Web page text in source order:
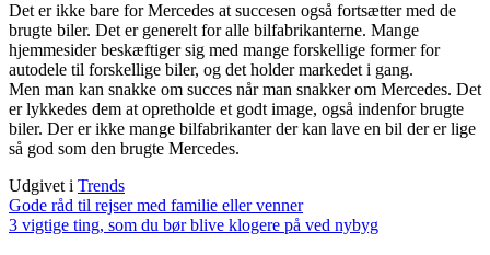
Det er ikke bare for Mercedes at succesen også fortsætter med de
brugte biler. Det er generelt for alle bilfabrikanterne. Mange
hjemmesider beskæftiger sig med mange forskellige former for
autodele til forskellige biler, og det holder markedet i gang.
Men man kan snakke om succes når man snakker om Mercedes. Det
er lykkedes dem at opretholde et godt image, også indenfor brugte
biler. Der er ikke mange bilfabrikanter der kan lave en bil der er lige
så god som den brugte Mercedes.
Udgivet i Trends
Indlægsnavigation
Gode råd til rejser med familie eller venner
3 vigtige ting, som du bør blive klogere på ved nybyg